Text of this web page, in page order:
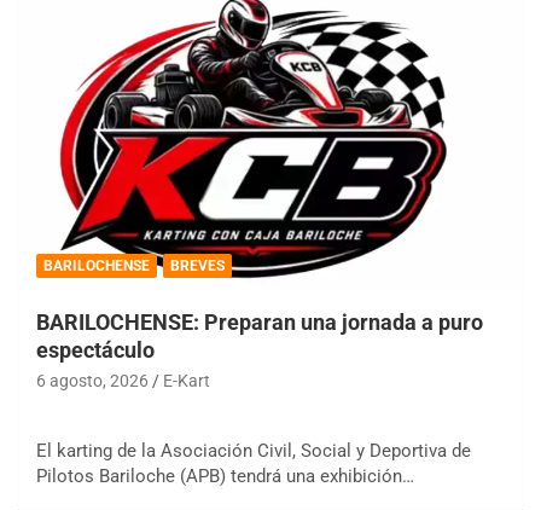
BARILOCHENSE BREVES
BARILOCHENSE: Preparan una jornada a puro
espectáculo
6 agosto, 2026 E-Kart
El karting de la Asociación Civil, Social y Deportiva de
Pilotos Bariloche (APB) tendrá una exhibición…